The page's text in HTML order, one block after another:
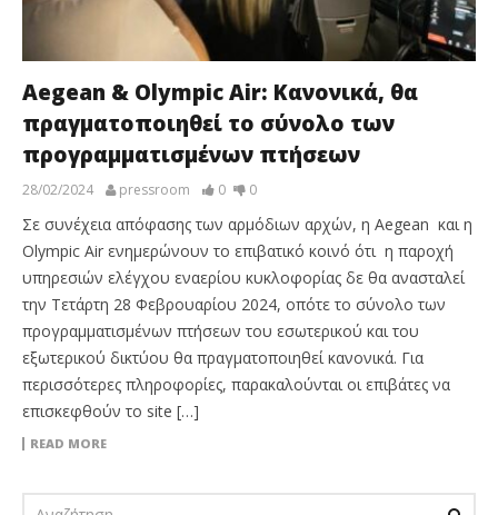
Aegean & Olympic Air: Κανονικά, θα
πραγματοποιηθεί το σύνολο των
προγραμματισμένων πτήσεων
28/02/2024 pressroom 0 0
Σε συνέχεια απόφασης των αρμόδιων αρχών, η Aegean και η
Olympic Air ενημερώνουν το επιβατικό κοινό ότι η παροχή
υπηρεσιών ελέγχου εναερίου κυκλοφορίας δε θα ανασταλεί
την Τετάρτη 28 Φεβρουαρίου 2024, οπότε το σύνολο των
προγραμματισμένων πτήσεων του εσωτερικού και του
εξωτερικού δικτύου θα πραγματοποιηθεί κανονικά. Για
περισσότερες πληροφορίες, παρακαλούνται οι επιβάτες να
επισκεφθούν το site […]
READ MORE